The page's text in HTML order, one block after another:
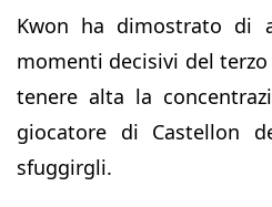
Kwon ha dimostrato di
momenti decisivi del
tenere alta la
giocatore di Castellon
sfuggirgli.